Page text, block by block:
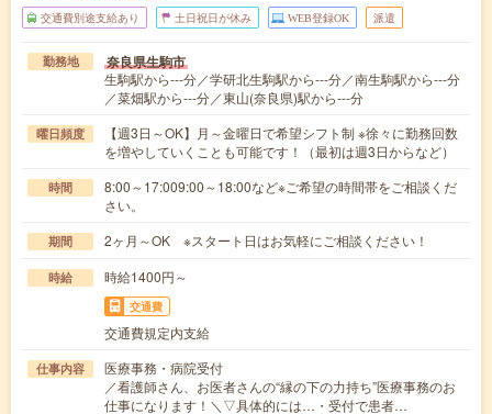
交通費別途支給あり 土日祝日が休み WEB登録OK 派遣
勤務地 奈良県生駒市
生駒駅から---分／学研北生駒駅から---分／南生駒駅から---分
／菜畑駅から---分／東山(奈良県)駅から---分
曜日頻度
【週3日～OK】月～金曜日で希望シフト制 ※徐々に勤務回数
を増やしていくことも可能です！（最初は週3日からなど）
時間
8:00～17:009:00～18:00など※ご希望の時間帯をご相談くだ
さい。
期間 2ヶ月～OK ※スタート日はお気軽にご相談ください！
時給 時給1400円～
交通費
交通費規定内支給
仕事内容
医療事務・病院受付
／看護師さん、お医者さんの“縁の下の力持ち”医療事務のお
仕事になります！＼▽具体的には…・受付で患者…